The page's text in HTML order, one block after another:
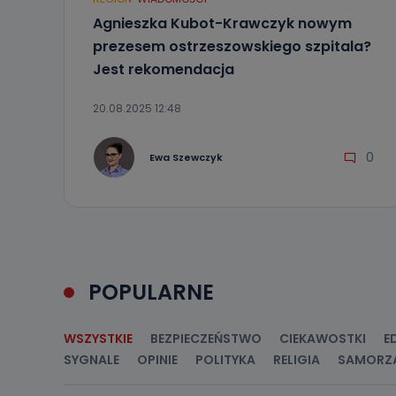
ich
sprzeciwu
Do kiedy
Państwa (lub
źródeł
Agnieszka Kubot-Krawczyk nowym
prezesem ostrzeszowskiego szpitala?
Jest rekomendacja
20.08.2025 12:48
Ewa Szewczyk 0
POPULARNE
WSZYSTKIE BEZPIECZEŃSTWO CIEKAWOSTKI
SYGNALE
OPINIE POLITYKA RELIGIA